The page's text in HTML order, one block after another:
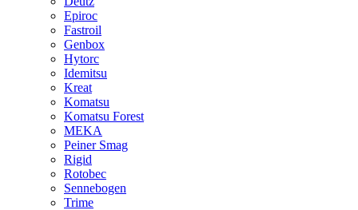
Epiroc
Fastroil
Genbox
Hytorc
Idemitsu
Kreat
Komatsu
Komatsu Forest
MEKA
Peiner Smag
Rigid
Rotobec
Sennebogen
Trime